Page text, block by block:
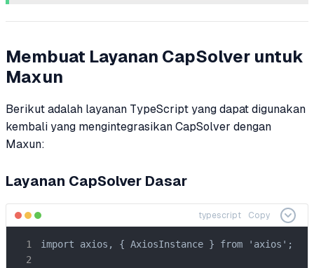
Membuat Layanan CapSolver untuk
Maxun
Berikut adalah layanan TypeScript yang dapat digunakan
kembali yang mengintegrasikan CapSolver dengan
Maxun:
Layanan CapSolver Dasar
typescript Copy
import axios, { AxiosInstance } from 'axios';